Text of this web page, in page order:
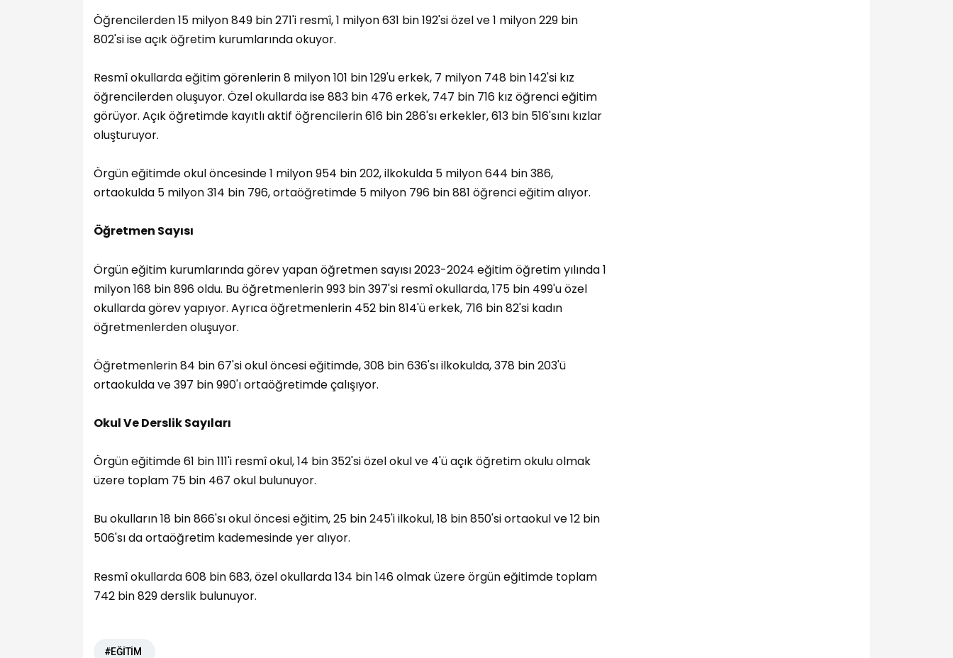
Öğrencilerden 15 milyon 849 bin 271'i resmî, 1 milyon 631 bin 192'si özel ve 1 milyon 229 bin
802'si ise açık öğretim kurumlarında okuyor.
Resmî okullarda eğitim görenlerin 8 milyon 101 bin 129'u erkek, 7 milyon 748 bin 142'si kız
öğrencilerden oluşuyor. Özel okullarda ise 883 bin 476 erkek, 747 bin 716 kız öğrenci eğitim
görüyor. Açık öğretimde kayıtlı aktif öğrencilerin 616 bin 286'sı erkekler, 613 bin 516'sını kızlar
oluşturuyor.
Örgün eğitimde okul öncesinde 1 milyon 954 bin 202, ilkokulda 5 milyon 644 bin 386,
ortaokulda 5 milyon 314 bin 796, ortaöğretimde 5 milyon 796 bin 881 öğrenci eğitim alıyor.
Öğretmen Sayısı
Örgün eğitim kurumlarında görev yapan öğretmen sayısı 2023-2024 eğitim öğretim yılında 1
milyon 168 bin 896 oldu. Bu öğretmenlerin 993 bin 397'si resmî okullarda, 175 bin 499'u özel
okullarda görev yapıyor. Ayrıca öğretmenlerin 452 bin 814'ü erkek, 716 bin 82'si kadın
öğretmenlerden oluşuyor.
Öğretmenlerin 84 bin 67'si okul öncesi eğitimde, 308 bin 636'sı ilkokulda, 378 bin 203'ü
ortaokulda ve 397 bin 990'ı ortaöğretimde çalışıyor.
Okul Ve Derslik Sayıları
Örgün eğitimde 61 bin 111'i resmî okul, 14 bin 352'si özel okul ve 4'ü açık öğretim okulu olmak
üzere toplam 75 bin 467 okul bulunuyor.
Bu okulların 18 bin 866'sı okul öncesi eğitim, 25 bin 245'i ilkokul, 18 bin 850'si ortaokul ve 12 bin
506'sı da ortaöğretim kademesinde yer alıyor.
Resmî okullarda 608 bin 683, özel okullarda 134 bin 146 olmak üzere örgün eğitimde toplam
742 bin 829 derslik bulunuyor.
#EĞİTİM